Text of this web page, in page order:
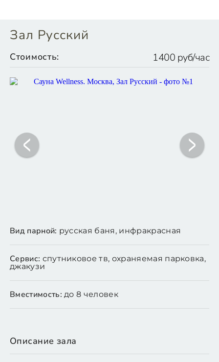
Зал Русский
Стоимость: 1400 руб/час
Вид парной: русская баня, инфракрасная
Сервис: спутниковое тв, охраняемая парковка,
джакузи
Вместимость: до 8 человек
Описание зала